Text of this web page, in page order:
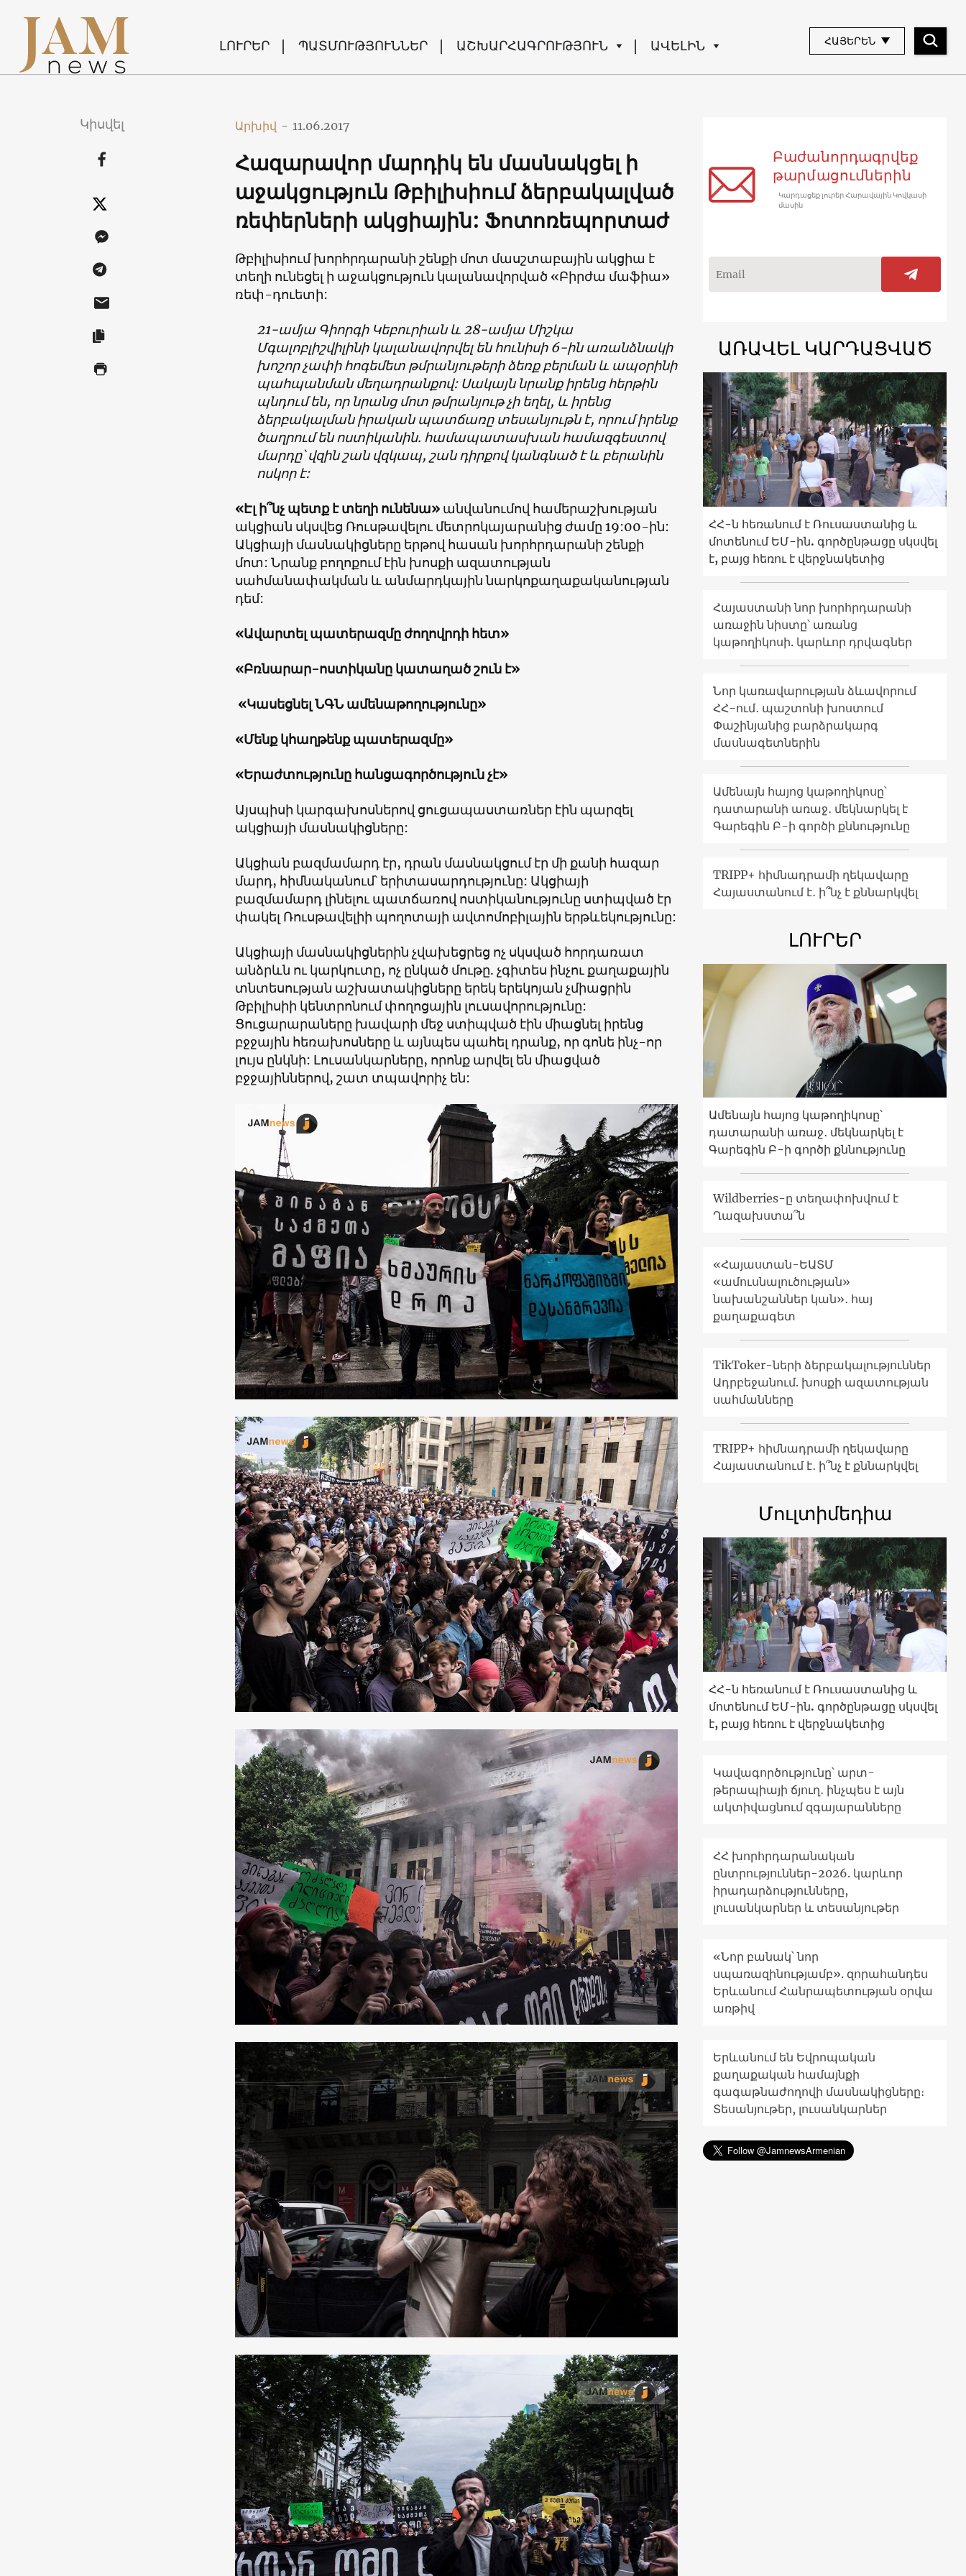
ԼՈՒՐԵՐ ՊԱՏՄՈՒԹՅՈՒՆՆԵՐ ԱՇԽԱՐՀԱԳՐՈՒԹՅՈՒՆ ԱՎԵԼԻՆ ՀԱՅԵՐԵՆ
Կիսվել Արխիվ - 11.06.2017
Հազարավոր մարդիկ են մասնակցել ի
աջակցություն Թբիլիսիում ձերբակալված
ռեփերների ակցիային: Ֆոտոռեպորտաժ
Թբիլիսիում խորհրդարանի շենքի մոտ մասշտաբային ակցիա է
տեղի ունեցել ի աջակցություն կալանավորված «Բիրժա մաֆիա»
ռեփ-դուետի:
21-ամյա Գիորգի Կեբուրիան և 28-ամյա Միշկա
Մգալոբլիշվիլինի կալանավորվել են հունիսի 6-ին առանձնակի
խոշոր չափի հոգեմետ թմրանյութերի ձեռք բերման և ապօրինի
պահպանման մեղադրանքով: Սակայն նրանք իրենց հերթին
պնդում են, որ նրանց մոտ թմրանյութ չի եղել, և իրենց
ձերբակալման իրական պատճառը տեսանյութն է, որում իրենք
ծաղրում են ոստիկանին. համապատասխան համազգեստով
մարդը՝ վզին շան վզկապ, շան դիրքով կանգնած է և բերանին
ոսկոր է:
«Էլ ի՞նչ պետք է տեղի ունենա» անվանումով համերաշխության
ակցիան սկսվեց Ռուսթավելու մետրոկայարանից ժամը 19:00-ին:
Ակցիայի մասնակիցները երթով հասան խորհրդարանի շենքի
մոտ: Նրանք բողոքում էին խոսքի ազատության
սահմանափակման և անմարդկային նարկոքաղաքականության
դեմ:
«Ավարտել պատերազմը ժողովրդի հետ»
«Բռնարար-ոստիկանը կատաղած շուն է»
«Կասեցնել ՆԳՆ ամենաթողությունը»
«Մենք կհաղթենք պատերազմը»
«Երաժտությունը հանցագործություն չէ»
Այսպիսի կարգախոսներով ցուցապաստառներ էին պարզել
ակցիայի մասնակիցները:
Ակցիան բազմամարդ էր, դրան մասնակցում էր մի քանի հազար
մարդ, հիմնականում՝ երիտասարդությունը: Ակցիայի
բազմամարդ լինելու պատճառով ոստիկանությունը ստիպված էր
փակել Ռուսթավելիի պողոտայի ավտոմոբիլային երթևեկությունը:
Ակցիայի մասնակիցներին չվախեցրեց ոչ սկսված հորդառատ
անձրևն ու կարկուտը, ոչ ընկած մութը. չգիտես ինչու քաղաքային
տնտեսության աշխատակիցները երեկ երեկոյան չմիացրին
Թբիլիսիի կենտրոնում փողոցային լուսավորությունը:
Ցուցարարաները խավարի մեջ ստիպված էին միացնել իրենց
բջջային հեռախոսները և այնպես պահել դրանք, որ գոնե ինչ-որ
լույս ընկնի: Լուսանկարները, որոնք արվել են միացված
բջջայիններով, շատ տպավորիչ են:
Բաժանորդագրվեք
թարմացումներին
Կարդացեք լուրեր Հարավային Կովկասի
մասին
ԱՌԱՎԵԼ ԿԱՐԴԱՑՎԱԾ
ՀՀ-ն հեռանում է Ռուսաստանից և
մոտենում ԵՄ-ին. գործընթացը սկսվել
է, բայց հեռու է վերջնակետից
Հայաստանի նոր խորհրդարանի
առաջին նիստը՝ առանց
կաթողիկոսի. կարևոր դրվագներ
Նոր կառավարության ձևավորում
ՀՀ-ում․ պաշտոնի խոստում
Փաշինյանից բարձրակարգ
մասնագետներին
Ամենայն հայոց կաթողիկոսը՝
դատարանի առաջ․ մեկնարկել է
Գարեգին Բ-ի գործի քննությունը
TRIPP+ հիմնադրամի ղեկավարը
Հայաստանում է․ ի՞նչ է քննարկվել
ԼՈՒՐԵՐ
Ամենայն հայոց կաթողիկոսը՝
դատարանի առաջ․ մեկնարկել է
Գարեգին Բ-ի գործի քննությունը
Wildberries-ը տեղափոխվում է
Ղազախստա՞ն
«Հայաստան-ԵԱՏՄ
«ամուսնալուծության»
նախանշաններ կան»․ հայ
քաղաքագետ
TikToker-ների ձերբակալություններ
Ադրբեջանում. խոսքի ազատության
սահմանները
TRIPP+ հիմնադրամի ղեկավարը
Հայաստանում է․ ի՞նչ է քննարկվել
Մուլտիմեդիա
ՀՀ-ն հեռանում է Ռուսաստանից և
մոտենում ԵՄ-ին. գործընթացը սկսվել
է, բայց հեռու է վերջնակետից
Կավագործությունը՝ արտ-
թերապիայի ճյուղ․ ինչպես է այն
ակտիվացնում զգայարանները
ՀՀ խորհրդարանական
ընտրություններ-2026. կարևոր
իրադարձությունները,
լուսանկարներ և տեսանյութեր
«Նոր բանակ՝ նոր
սպառազինությամբ». զորահանդես
Երևանում Հանրապետության օրվա
առթիվ
Երևանում են Եվրոպական
քաղաքական համայնքի
գագաթնաժողովի մասնակիցները։
Տեսանյութեր, լուսանկարներ